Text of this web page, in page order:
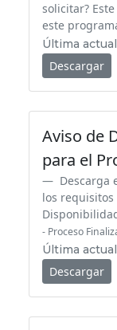
solicitar?
este
Última
Descargar
Aviso de
para el
Descarga
los requisitos
- Proceso
Última
Descargar